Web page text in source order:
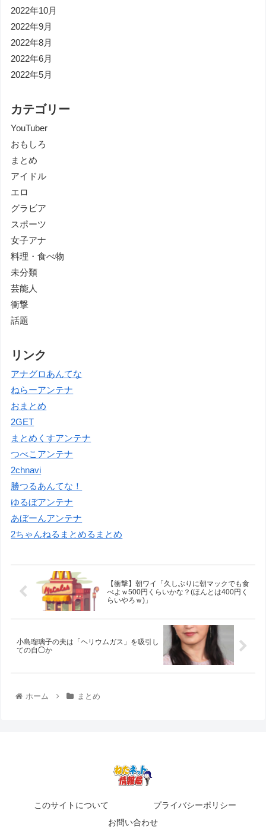
2022年10月
2022年9月
2022年8月
2022年6月
2022年5月
カテゴリー
YouTuber
おもしろ
まとめ
アイドル
エロ
グラビア
スポーツ
女子アナ
料理・食べ物
未分類
芸能人
衝撃
話題
リンク
アナグロあんてな
ねらーアンテナ
おまとめ
2GET
まとめくすアンテナ
つべこアンテナ
2chnavi
勝つるあんてな！
ゆるぼアンテナ
あぼーんアンテナ
2ちゃんねるまとめるまとめ
【衝撃】朝ワイ「久しぶりに朝マックでも食
べよｗ500円くらいかな？(ほんとは400円く
らいやろｗ)」
小島瑠璃子の夫は「ヘリウムガス」を吸引し
ての自◯か
ホーム まとめ
このサイトについて
プライバシーポリシー
お問い合わせ